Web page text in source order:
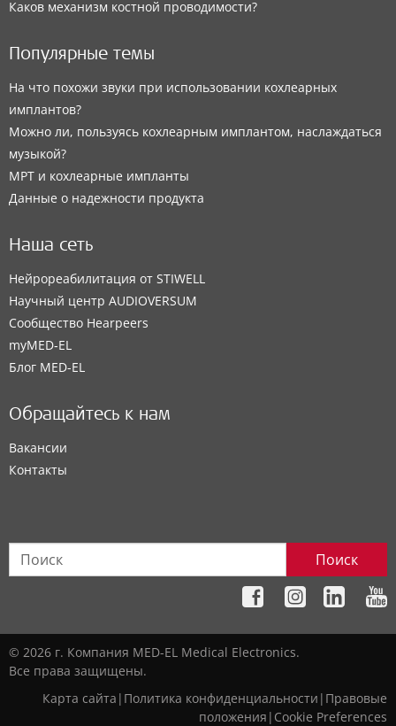
Каков механизм костной проводимости?
Популярные темы
На что похожи звуки при использовании кохлеарных
имплантов?
Можно ли, пользуясь кохлеарным имплантом, наслаждаться
музыкой?
МРТ и кохлеарные импланты
Данные о надежности продукта
Наша сеть
Нейрореабилитация от STIWELL
Научный центр AUDIOVERSUM
Сообщество Hearpeers
myMED‑EL
Блог MED-EL
Обращайтесь к нам
Вакансии
Контакты
Поиск
© 2026 г. Компания MED-EL Medical Electronics.
Все права защищены.
Карта сайта | Политика конфиденциальности | Правовые
положения | Cookie Preferences